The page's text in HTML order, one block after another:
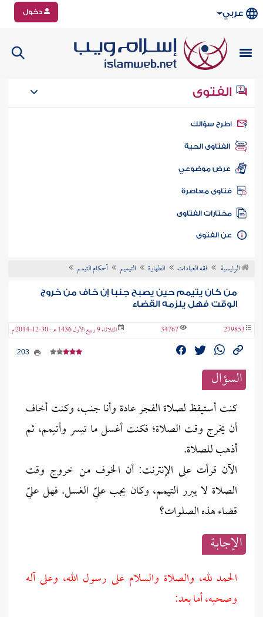
عربي دخول
الفتوى
سؤالك
الفتاوى الحية
عرض موضوعي
فتاوى معاصرة
مختارات الفتاوى
الفتوى
الرئيسية فقه العبادات الطهارة التيميم أحكام التيمم
من كان يتيمم حين يصبح جنبا إن خاف من خروج
الوقت فهل يلزمه القضاء
279853
34767 الثلاثاء 9 ربيع الأول 1436 هـ - 30-12-2014 م
السؤال
كنت أستيقظ لصلاة الفجر عادة وأنا جنب، وكنت أخاف
أن يخرج وقت الصلاة؛ فكنت أغسل ما تيسر وأتيمم، ثم
أذهب للصلاة.
الآن قرأت على الإنترنت: أن الخوف من خروج وقت
الصلاة لا يبرر التيمم، وكان يجب عليّ الغسل. فهل عليّ
قضاء هذه الصلوات؟
الإجابــة
الحمد لله، والصلاة والسلام على رسول الله، وعلى آله
وصحبه، أما بعد: